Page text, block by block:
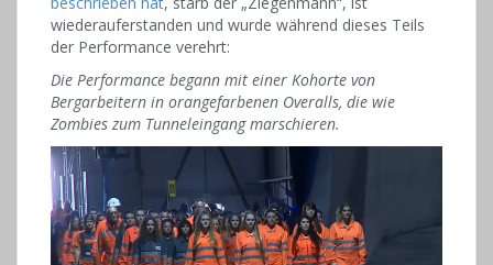
wiederauferstanden und wurde während dieses Teils
der Performance verehrt:
Die Performance begann mit einer Kohorte von
Bergarbeitern in orangefarbenen Overalls, die wie
Zombies zum Tunneleingang marschieren.